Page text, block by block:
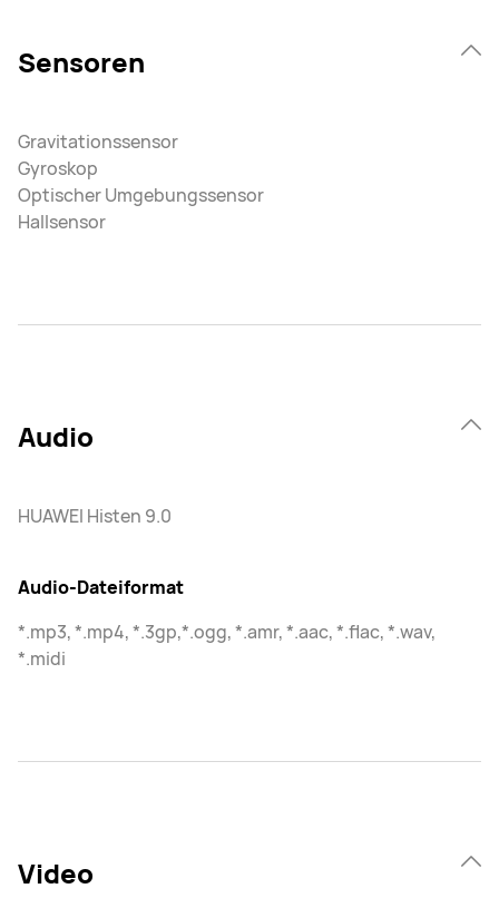
Sensoren
Gravitationssensor
Gyroskop
Optischer Umgebungssensor
Hallsensor
Audio
HUAWEI Histen 9.0
Audio-Dateiformat
*.mp3, *.mp4, *.3gp,*.ogg, *.amr, *.aac, *.flac, *.wav,
*.midi
Video